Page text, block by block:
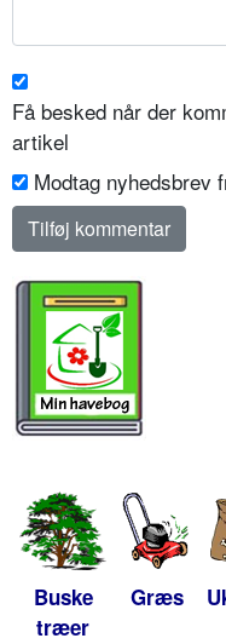
Få besked når der
artikel
Modtag nyhedsbrev
Buske
træer
Græs